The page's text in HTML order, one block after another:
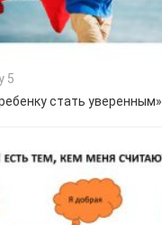
5
стать уверенным»